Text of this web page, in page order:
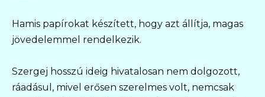
Hamis papírokat készített, hogy azt állítja, magas
jövedelemmel rendelkezik.
Szergej hosszú ideig hivatalosan nem dolgozott,
ráadásul, mivel erősen szerelmes volt, nemcsak